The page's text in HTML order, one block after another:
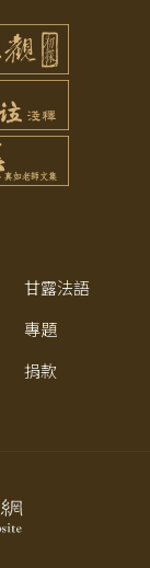
甘露法語
專題
捐款